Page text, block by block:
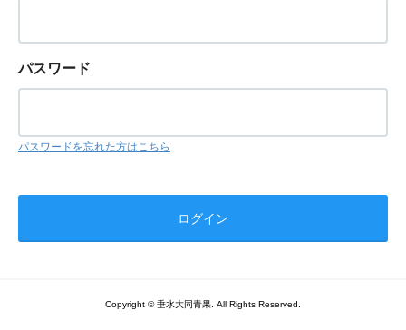
パスワード
パスワードを忘れた方はこちら
Copyright © 垂水大同青果. All Rights Reserved.